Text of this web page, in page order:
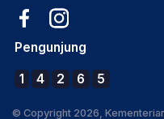
Pengunjung
1 4 2 6 5
© Copyright 2026,